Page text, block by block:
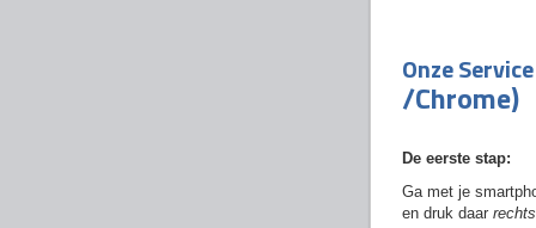
Onze
/Chrome)
De eerste stap:
Ga met je
en druk daar